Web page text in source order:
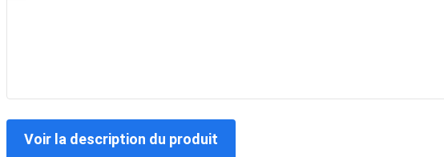
Voir la description du produit